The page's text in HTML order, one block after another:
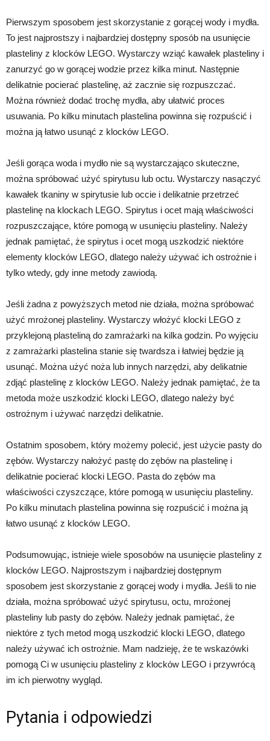
Pierwszym sposobem jest skorzystanie z gorącej wody i mydła.
To jest najprostszy i najbardziej dostępny sposób na usunięcie
plasteliny z klocków LEGO. Wystarczy wziąć kawałek plasteliny i
zanurzyć go w gorącej wodzie przez kilka minut. Następnie
delikatnie pocierać plastelinę, aż zacznie się rozpuszczać.
Można również dodać trochę mydła, aby ułatwić proces
usuwania. Po kilku minutach plastelina powinna się rozpuścić i
można ją łatwo usunąć z klocków LEGO.
Jeśli gorąca woda i mydło nie są wystarczająco skuteczne,
można spróbować użyć spirytusu lub octu. Wystarczy nasączyć
kawałek tkaniny w spirytusie lub occie i delikatnie przetrzeć
plastelinę na klockach LEGO. Spirytus i ocet mają właściwości
rozpuszczające, które pomogą w usunięciu plasteliny. Należy
jednak pamiętać, że spirytus i ocet mogą uszkodzić niektóre
elementy klocków LEGO, dlatego należy używać ich ostrożnie i
tylko wtedy, gdy inne metody zawiodą.
Jeśli żadna z powyższych metod nie działa, można spróbować
użyć mrożonej plasteliny. Wystarczy włożyć klocki LEGO z
przyklejoną plasteliną do zamrażarki na kilka godzin. Po wyjęciu
z zamrażarki plastelina stanie się twardsza i łatwiej będzie ją
usunąć. Można użyć noża lub innych narzędzi, aby delikatnie
zdjąć plastelinę z klocków LEGO. Należy jednak pamiętać, że ta
metoda może uszkodzić klocki LEGO, dlatego należy być
ostrożnym i używać narzędzi delikatnie.
Ostatnim sposobem, który możemy polecić, jest użycie pasty do
zębów. Wystarczy nałożyć pastę do zębów na plastelinę i
delikatnie pocierać klocki LEGO. Pasta do zębów ma
właściwości czyszczące, które pomogą w usunięciu plasteliny.
Po kilku minutach plastelina powinna się rozpuścić i można ją
łatwo usunąć z klocków LEGO.
Podsumowując, istnieje wiele sposobów na usunięcie plasteliny z
klocków LEGO. Najprostszym i najbardziej dostępnym
sposobem jest skorzystanie z gorącej wody i mydła. Jeśli to nie
działa, można spróbować użyć spirytusu, octu, mrożonej
plasteliny lub pasty do zębów. Należy jednak pamiętać, że
niektóre z tych metod mogą uszkodzić klocki LEGO, dlatego
należy używać ich ostrożnie. Mam nadzieję, że te wskazówki
pomogą Ci w usunięciu plasteliny z klocków LEGO i przywrócą
im ich pierwotny wygląd.
Pytania i odpowiedzi